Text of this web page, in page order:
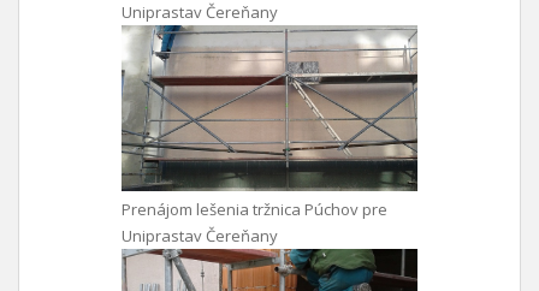
Uniprastav Čereňany
Prenájom lešenia tržnica Púchov pre
Uniprastav Čereňany